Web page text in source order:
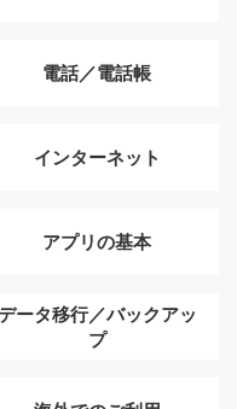
電話／電話帳
インターネット
アプリの基本
ータ移行／バックアッ
プ